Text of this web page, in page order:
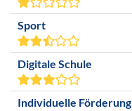
Sport
Digitale Schule
Individuelle Förderung